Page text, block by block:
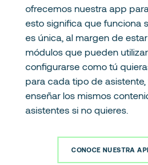
ofrecemos nuestra app
esto significa que funciona
es única, al margen de
módulos que pueden
configurarse como tú
para cada tipo de
enseñar los mismos
asistentes si no quieres.
CONOCE NUESTRA